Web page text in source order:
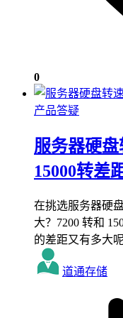
0
产品答疑
服务器硬盘
15000转差
在挑选服务器硬
大？7200 转和
的差距又有多大
道通存储